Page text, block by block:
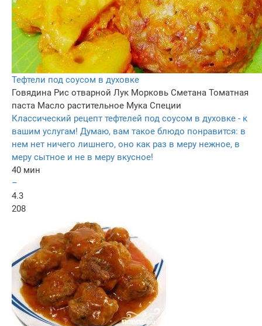
Тефтели под соусом в духовке
Говядина Рис отварной Лук Морковь Сметана Томатная
паста Масло растительное Мука Специи
Классический рецепт тефтелей под соусом в духовке - к
вашим услугам! Думаю, вам такое блюдо понравится: в
нем нет ничего лишнего, оно как раз в меру нежное, в
меру сытное и не в меру вкусное!
40 мин
–
4.3
208